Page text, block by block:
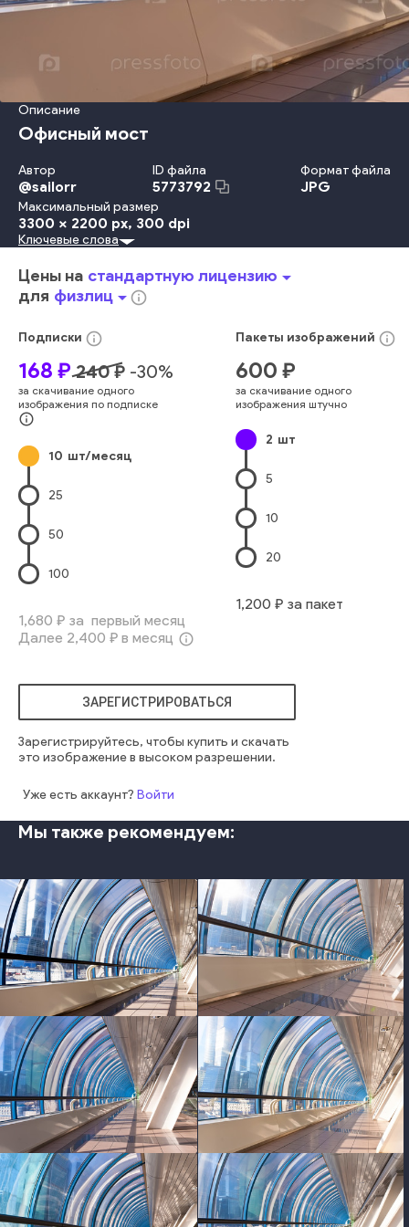
Описание
Офисный мост
Автор
@sailorr
ID файла
5773792
Формат файла
JPG
Максимальный размер
3300 x 2200 px, 300 dpi
Перевозка День Россия
Потолок Станция Фоновые Изображения
Покрытие Пола
Москва
Структура Здания
Исчезающая Точка
Строительная Отрасль
современный городской современный этаж
перспектива мост
угасание
футуристический
Ключевые слова
Цены на стандартную лицензиюarrow_drop_down
для физлицarrow_drop_downinfo_outline
Подписки info_outline
168 ₽ 240₽ -30%
за скачивание одного
изображения по подписке
info_outline
10 шт/месяц
25
50
100
1,680 ₽ за первый месяц
Далее 2,400 ₽ в месяц info_outline
Пакеты изображений info_outline
600 ₽
за скачивание одного
изображения штучно
2 шт
5
10
20
1,200 ₽ за пакет
ЗАРЕГИСТРИРОВАТЬСЯ
Зарегистрируйтесь, чтобы купить и скачать
это изображение в высоком разрешении.
Уже есть аккаунт? Войти
Мы также рекомендуем:
photo photo
photo photo